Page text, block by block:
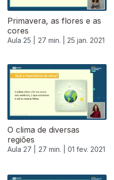
Primavera, as flores e as
cores
Aula 25 | 27 min. | 25 jan. 2021
O clima de diversas
regiões
Aula 27 | 27 min. | 01 fev. 2021